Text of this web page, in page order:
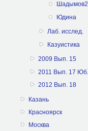
Шадымов2
Юдина
Лаб. исслед.
Казуистика
2009 Вып. 15
2011 Вып. 17 Юб.
2012 Вып. 18
Казань
Красноярск
Москва